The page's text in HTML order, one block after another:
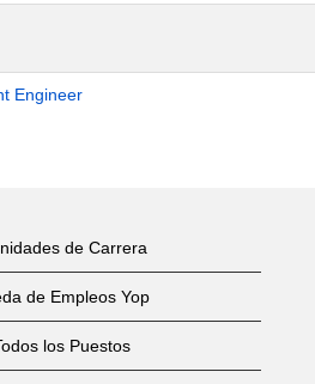
Engineer
de Carrera
de Empleos Yop
los Puestos